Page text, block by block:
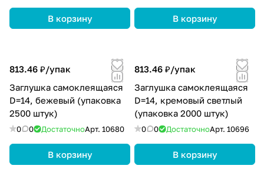
В корзину В корзину
813.46 ₽/упак
Заглушка самоклеящаяся
D=14, бежевый (упаковка
2500 штук)
0 0 ДостаточноАрт. 10680
В корзину
813.46 ₽/упак
Заглушка самоклеящаяся
D=14, кремовый светлый
(упаковка 2000 штук)
0 0 ДостаточноАрт. 10696
В корзину